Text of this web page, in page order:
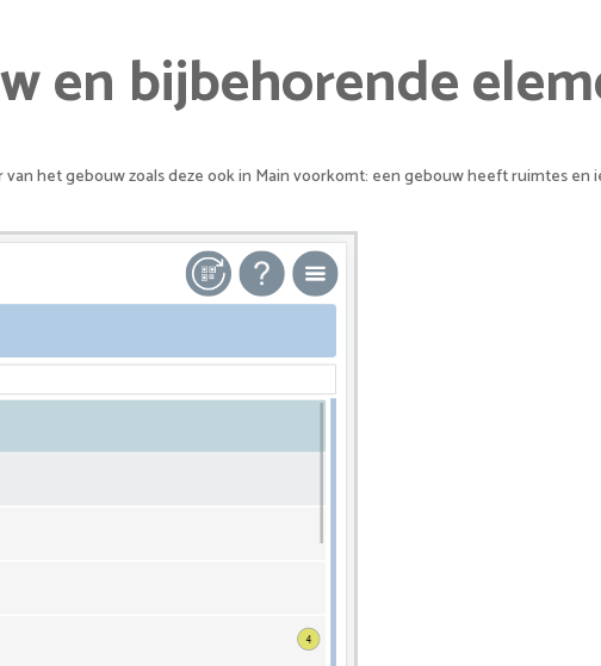
en bijbehorende
het gebouw zoals deze ook in Main voorkomt: een gebouw heeft ruimtes